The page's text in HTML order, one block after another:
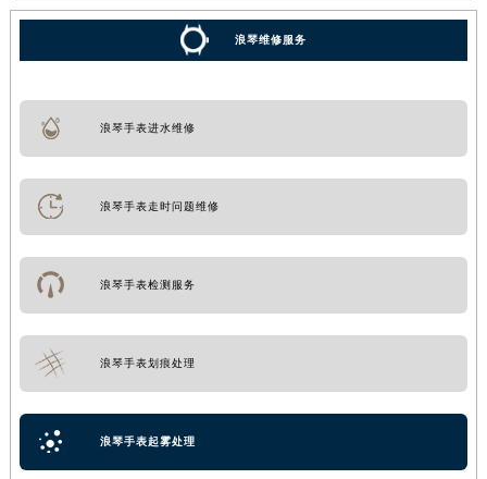
浪琴维修服务
浪琴手表进水维修
浪琴手表走时问题维修
浪琴手表检测服务
浪琴手表划痕处理
浪琴手表起雾处理